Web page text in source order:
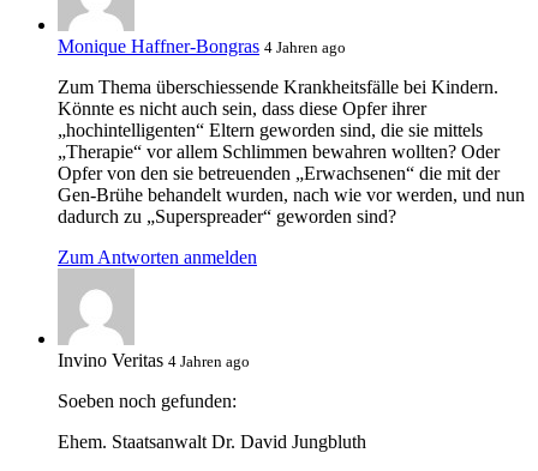
Monique Haffner-Bongras 4 Jahren ago
Zum Thema überschiessende Krankheitsfälle bei Kindern.
Könnte es nicht auch sein, dass diese Opfer ihrer
„hochintelligenten“ Eltern geworden sind, die sie mittels
„Therapie“ vor allem Schlimmen bewahren wollten? Oder
Opfer von den sie betreuenden „Erwachsenen“ die mit der
Gen-Brühe behandelt wurden, nach wie vor werden, und nun
dadurch zu „Superspreader“ geworden sind?
Zum Antworten anmelden
Invino Veritas 4 Jahren ago
Soeben noch gefunden:
Ehem. Staatsanwalt Dr. David Jungbluth